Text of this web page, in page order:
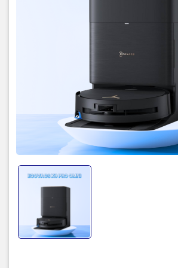
thông thường, mà còn là một trợ thủ đắc lực
Với lực hút
Omni dễ dàng loại bỏ bụi bẩn, lông thú và
loại sàn, từ sàn cứng đến thảm.
Hệ thống Omni đa năng:Trạm sạc Omni
như tự động đổ rác, giặt và sấy khô khăn
rảnh tay trong quá trình dọn dẹp.
Điều hướng thông minh:
Sử dụng công
LiDAR và cảm biến AI, robot có khả năng
không gian nhà bạn, tránh chướng ngại vật
làm sạch.
thống lau rung tần số cao, giúp loại bỏ các
mang lại sàn nhà sạch bóng.
Tùy chỉnh linh hoạt:Bạn có thể dễ dàng